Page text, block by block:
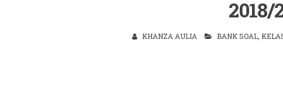
2018/
KHANZA AULIA BANK SOAL